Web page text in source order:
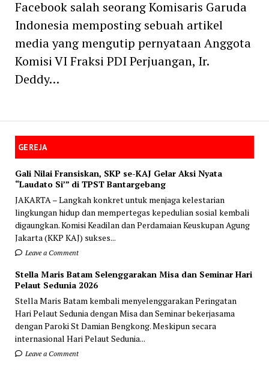
GEREJA
Gali Nilai Fransiskan, SKP se-KAJ Gelar Aksi Nyata
“Laudato Si’” di TPST Bantargebang
JAKARTA – Langkah konkret untuk menjaga kelestarian
lingkungan hidup dan mempertegas kepedulian sosial kembali
digaungkan. Komisi Keadilan dan Perdamaian Keuskupan Agung
Jakarta (KKP KAJ) sukses...
Leave a Comment
Stella Maris Batam Selenggarakan Misa dan Seminar Hari
Pelaut Sedunia 2026
Stella Maris Batam kembali menyelenggarakan Peringatan
Hari Pelaut Sedunia dengan Misa dan Seminar bekerjasama
dengan Paroki St Damian Bengkong. Meskipun secara
internasional Hari Pelaut Sedunia...
Leave a Comment
Facebook salah seorang Komisaris Garuda
Indonesia memposting sebuah artikel
media yang mengutip pernyataan Anggota
Komisi VI Fraksi PDI Perjuangan, Ir.
Deddy…